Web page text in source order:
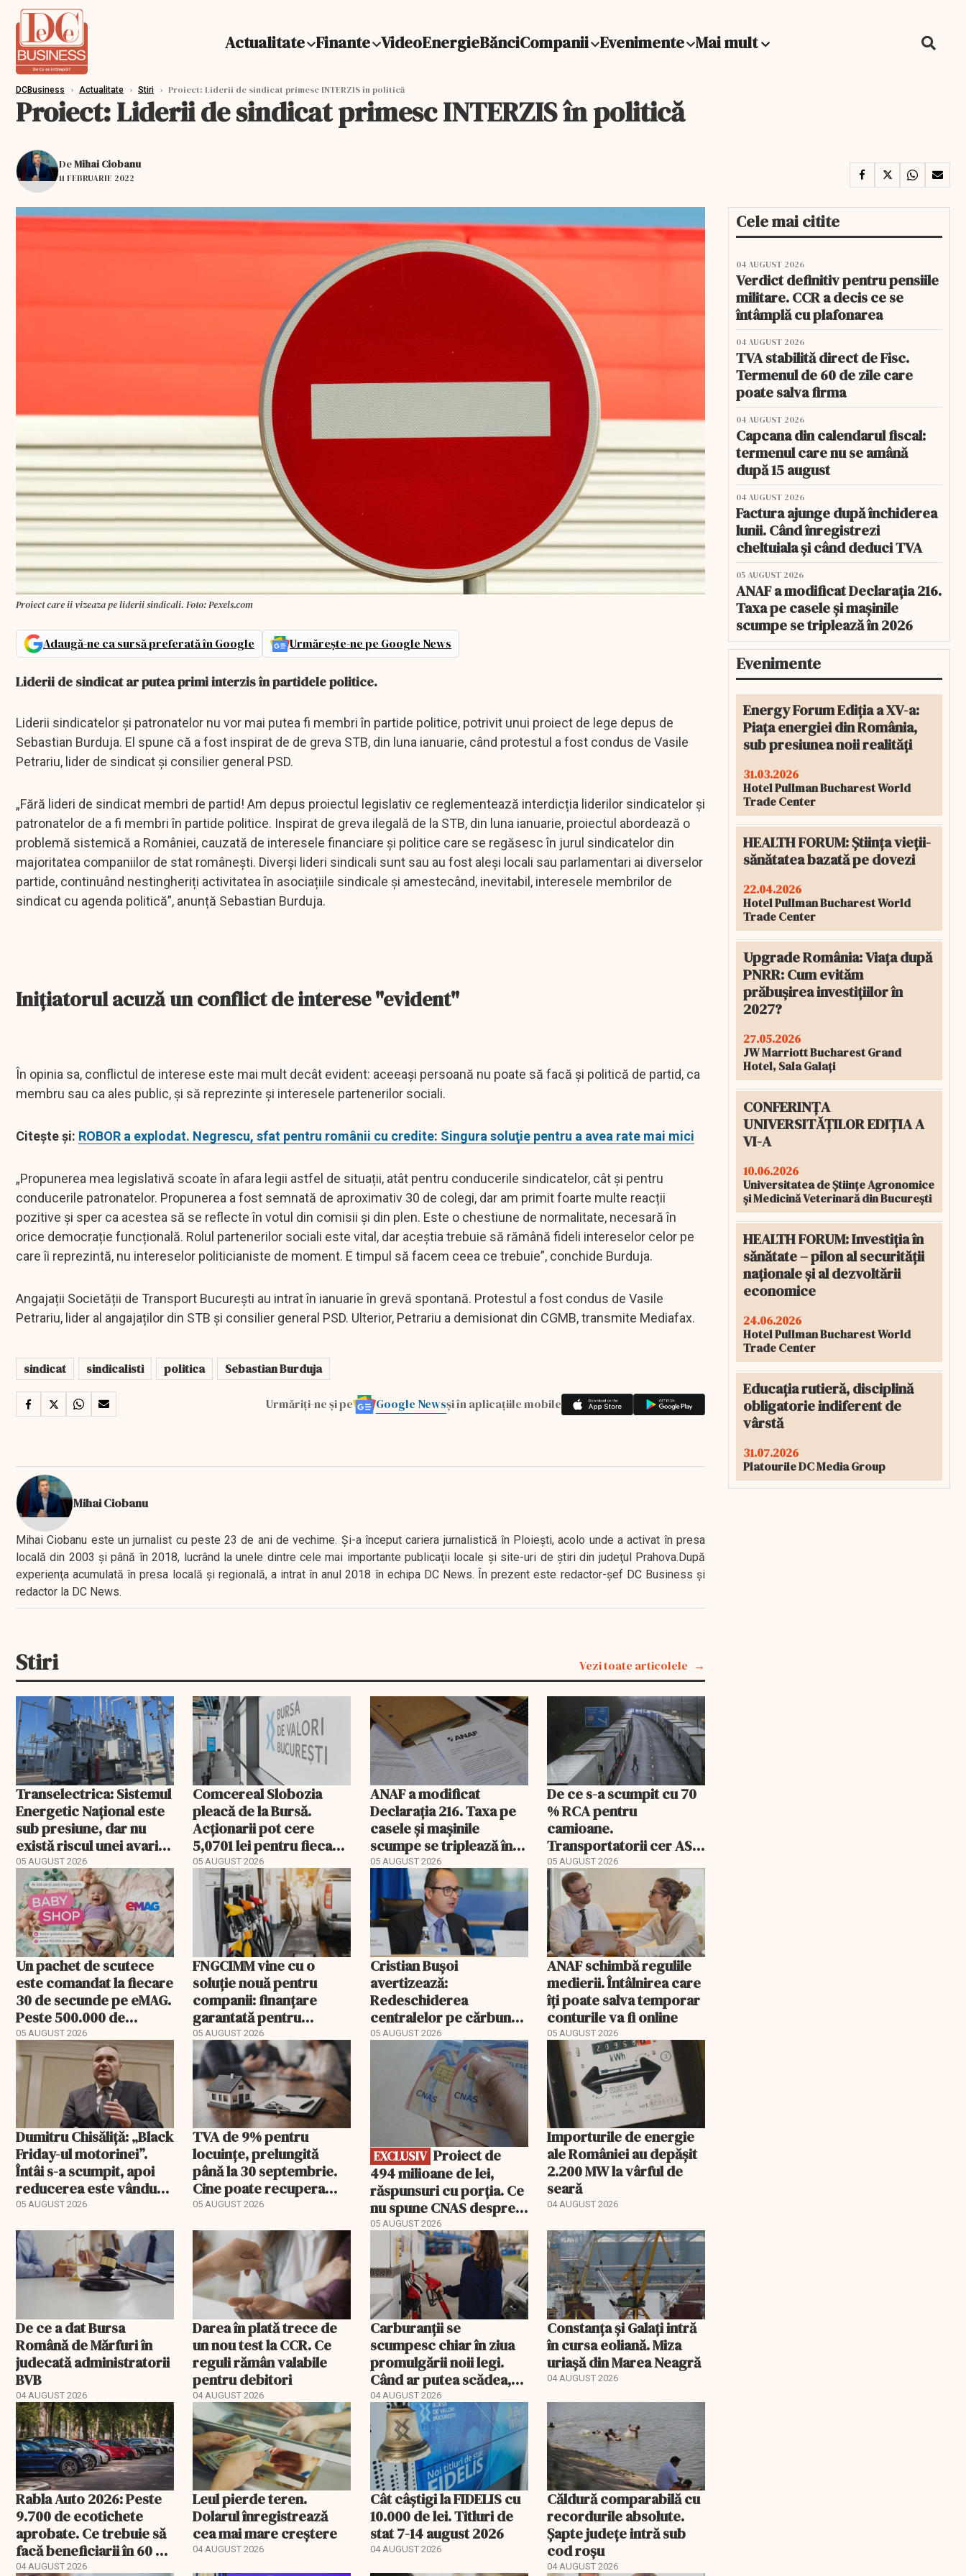
Actualitate Finante VideoEnergieBănciCompanii Evenimente Mai mult
DCBusiness › Actualitate › Stiri › Proiect: Liderii de sindicat primesc INTERZIS în politică
Proiect: Liderii de sindicat primesc INTERZIS în politică
DeMihai Ciobanu
11 FEBRUARIE 2022
Proiect care ii vizeaza pe liderii sindicali. Foto: Pexels.com
Adaugă-ne ca sursă preferată în Google Urmărește-ne pe Google News
Liderii de sindicat ar putea primi interzis în partidele politice.
Liderii sindicatelor și patronatelor nu vor mai putea fi membri în partide politice, potrivit unui proiect de lege depus de
Sebastian Burduja. El spune că a fost inspirat de de greva STB, din luna ianuarie, când protestul a fost condus de Vasile
Petrariu, lider de sindicat și consilier general PSD.
„Fără lideri de sindicat membri de partid! Am depus proiectul legislativ ce reglementează interdicția liderilor sindicatelor și
patronatelor de a fi membri în partide politice. Inspirat de greva ilegală de la STB, din luna ianuarie, proiectul abordează o
problemă sistemică a României, cauzată de interesele financiare și politice care se regăsesc în jurul sindicatelor din
majoritatea companiilor de stat românești. Diverși lideri sindicali sunt sau au fost aleși locali sau parlamentari ai diverselor
partide, continuând nestingheriți activitatea în asociațiile sindicale și amestecând, inevitabil, interesele membrilor de
sindicat cu agenda politică”, anunță Sebastian Burduja.
Iniţiatorul acuză un conflict de interese "evident"
În opinia sa, conflictul de interese este mai mult decât evident: aceeași persoană nu poate să facă și politică de partid, ca
membru sau ca ales public, și să reprezinte și interesele partenerilor sociali.
Citeşte şi: ROBOR a explodat. Negrescu, sfat pentru românii cu credite: Singura soluţie pentru a avea rate mai mici
„Propunerea mea legislativă scoate în afara legii astfel de situații, atât pentru conducerile sindicatelor, cât și pentru
conducerile patronatelor. Propunerea a fost semnată de aproximativ 30 de colegi, dar am primit foarte multe reacții
pozitive și sper ca acestea să se reflecte în votul din comisii și din plen. Este o chestiune de normalitate, necesară în
orice democrație funcțională. Rolul partenerilor sociali este vital, dar aceștia trebuie să rămână fideli intereselor celor pe
care îi reprezintă, nu intereselor politicianiste de moment. E timpul să facem ceea ce trebuie”, conchide Burduja.
Angajații Societății de Transport București au intrat în ianuarie în grevă spontană. Protestul a fost condus de Vasile
Petrariu, lider al angajaților din STB și consilier general PSD. Ulterior, Petrariu a demisionat din CGMB, transmite Mediafax.
sindicat sindicalisti politica Sebastian Burduja
Urmăriți-ne și pe Google Newsși în aplicațiile mobile
Mihai Ciobanu
Mihai Ciobanu este un jurnalist cu peste 23 de ani de vechime. Şi-a început cariera jurnalistică în Ploieşti, acolo unde a activat în presa
locală din 2003 şi până în 2018, lucrând la unele dintre cele mai importante publicaţii locale şi site-uri de ştiri din judeţul Prahova.După
experienţa acumulată în presa locală şi regională, a intrat în anul 2018 în echipa DC News. În prezent este redactor-şef DC Business şi
redactor la DC News.
Stiri Vezi toate articolele
Transelectrica: Sistemul
Energetic Național este
sub presiune, dar nu
există riscul unei avarii
majore
05 AUGUST 2026
Comcereal Slobozia
pleacă de la Bursă.
Acționarii pot cere
5,0701 lei pentru fiecare
acțiune
05 AUGUST 2026
ANAF a modificat
Declarația 216. Taxa pe
casele și mașinile
scumpe se triplează în
2026
05 AUGUST 2026
De ce s-a scumpit cu 70
% RCA pentru
camioane.
Transportatorii cer ASF
să publice tarifele
05 AUGUST 2026
Un pachet de scutece
este comandat la fiecare
30 de secunde pe eMAG.
Peste 500.000 de
comenzi pentru
bebeluși au fost cu
livrare a doua
05 AUGUST 2026
FNGCIMM vine cu o
soluție nouă pentru
companii: finanțare
garantată pentru
carburant și transport
05 AUGUST 2026
Cristian Bușoi
avertizează:
Redeschiderea
centralelor pe cărbune
poate costa România
peste un miliard de euro
05 AUGUST 2026
ANAF schimbă regulile
medierii. Întâlnirea care
îți poate salva temporar
conturile va fi online
05 AUGUST 2026
Dumitru Chisăliță: „Black
Friday-ul motorinei”.
Întâi s-a scumpit, apoi
reducerea este vândută
drept ajutor
05 AUGUST 2026
TVA de 9% pentru
locuințe, prelungită
până la 30 septembrie.
Cine poate recupera
diferența de taxă
05 AUGUST 2026
EXCLUSIV
EXCLUSIV
494 milioane de lei,
răspunsuri cu porția. Ce
nu spune CNAS despre
noul PIAS
05 AUGUST 2026
Importurile de energie
ale României au depășit
2.200 MW la vârful de
seară
04 AUGUST 2026
De ce a dat Bursa
Română de Mărfuri în
judecată administratorii
BVB
04 AUGUST 2026
Darea în plată trece de
un nou test la CCR. Ce
reguli rămân valabile
pentru debitori
04 AUGUST 2026
Carburanții se
scumpesc chiar în ziua
promulgării noii legi.
Când ar putea scădea,
de fapt, prețul
motorinei
04 AUGUST 2026
Constanța și Galați intră
în cursa eoliană. Miza
uriașă din Marea Neagră
04 AUGUST 2026
Rabla Auto 2026: Peste
9.700 de ecotichete
aprobate. Ce trebuie să
facă beneficiarii în 60 de
zile
04 AUGUST 2026
Leul pierde teren.
Dolarul înregistrează
cea mai mare creștere
04 AUGUST 2026
Cât câștigi la FIDELIS cu
10.000 de lei. Titluri de
stat 7-14 august 2026
04 AUGUST 2026
Căldură comparabilă cu
recordurile absolute.
Șapte județe intră sub
cod roșu
04 AUGUST 2026
Cele mai citite
04 AUGUST 2026
Verdict definitiv pentru pensiile
militare. CCR a decis ce se
întâmplă cu plafonarea
04 AUGUST 2026
TVA stabilită direct de Fisc.
Termenul de 60 de zile care
poate salva firma
04 AUGUST 2026
Capcana din calendarul fiscal:
termenul care nu se amână
după 15 august
04 AUGUST 2026
Factura ajunge după închiderea
lunii. Când înregistrezi
cheltuiala și când deduci TVA
05 AUGUST 2026
ANAF a modificat Declarația 216.
Taxa pe casele și mașinile
scumpe se triplează în 2026
Evenimente
Energy Forum Ediția a XV-a:
Piața energiei din România,
sub presiunea noii realități
31.03.2026
Hotel Pullman Bucharest World
Trade Center
HEALTH FORUM: Știința vieții-
sănătatea bazată pe dovezi
22.04.2026
Hotel Pullman Bucharest World
Trade Center
Upgrade România: Viața după
PNRR: Cum evităm
prăbușirea investițiilor în
2027?
27.05.2026
JW Marriott Bucharest Grand
Hotel, Sala Galați
CONFERINȚA
UNIVERSITĂȚILOR EDIȚIA A
VI-A
10.06.2026
Universitatea de Științe Agronomice
și Medicină Veterinară din București
HEALTH FORUM: Investiția în
sănătate – pilon al securității
naționale și al dezvoltării
economice
24.06.2026
Hotel Pullman Bucharest World
Trade Center
Educația rutieră, disciplină
obligatorie indiferent de
vârstă
31.07.2026
Platourile DC Media Group